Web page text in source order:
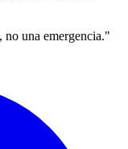
no una emergencia."